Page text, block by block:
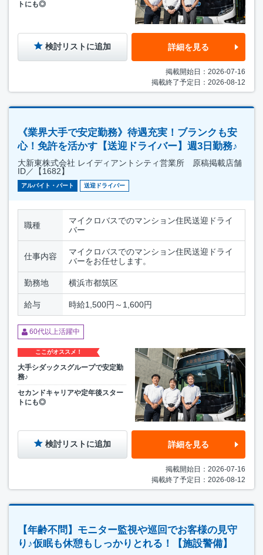
トにも◎
検討リストに追加 詳細を見る
掲載開始日：2026-07-16
掲載終了予定日：2026-08-12
《業界大手で安定勤務》待遇充実！ブランクも安
心！免許を活かす【送迎ドライバー】週3日勤務♪
大新東株式会社 レイディアントシティ営業所 原稿掲載店舗
ID／【1682】
アルバイト・パート 送迎ドライバー
職種
マイクロバスでのマンション住民送迎ドライ
バー
仕事内容
マイクロバスでのマンション住民送迎ドライ
バーをお任せします。
勤務地 横浜市都筑区
給与 時給1,500円～1,600円
60代以上活躍中
ここがオススメ！
大手シダックスグループで安定勤
務♪
セカンドキャリアや定年後スター
トにも◎
検討リストに追加 詳細を見る
掲載開始日：2026-07-16
掲載終了予定日：2026-08-12
【年齢不問】モニター監視や巡回でお客様の見守
り♪仮眠も休憩もしっかりとれる！【施設警備】